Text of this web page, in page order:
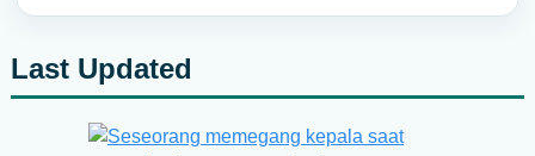
Primary
Sidebar
Last Updated